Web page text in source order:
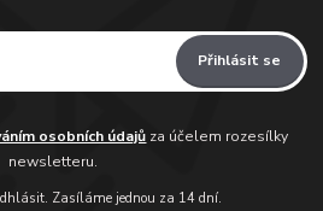
Přihlásit se
osobních údajů za účelem rozesílky
newsletteru.
Zasíláme jednou za 14 dní.